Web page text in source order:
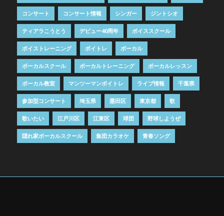
コンサート コンサート情報 シンガー ジントシオ
ティアラこうとう デビュー40周年 ボイススクール
ボイストレーニング ボイトレ ボーカル
ボーカルスクール ボーカルトレーニング ボーカルレッスン
ボーカル教室 マンツーマンボイトレ ライブ情報 千葉県
参加型コンサート 埼玉県 墨田区 東京都 歌
歌いたい 江戸川区 江東区 球団 野球しようぜ
隠れ家ボーカルスクール 集団カラオケ 青春ソング